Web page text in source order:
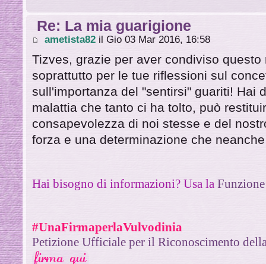
Re: La mia guarigione
ametista82 il Gio 03 Mar 2016, 16:58
Tizves, grazie per aver condiviso
soprattutto per le tue riflessioni sul
sull'importanza del "sentirsi" guariti! Hai
malattia che tanto ci ha tolto, può
consapevolezza di noi stesse e del
forza e una determinazione che
Hai bisogno di informazioni? Usa la
#UnaFirmaperlaVulvodinia
Petizione Ufficiale per il Riconoscimento